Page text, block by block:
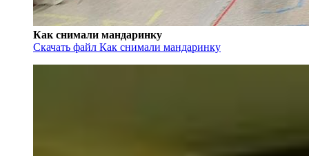
Как снимали мандаринку
Скачать файл Как снимали мандаринку